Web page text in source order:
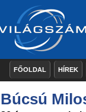
FŐOLDAL HÍREK
Búcsú